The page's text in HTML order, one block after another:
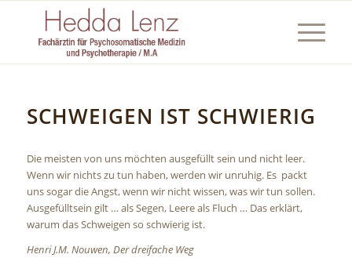
SCHWEIGEN IST SCHWIERIG
Die meisten von uns möchten ausgefüllt sein und nicht leer.
Wenn wir nichts zu tun haben, werden wir unruhig. Es packt
uns sogar die Angst, wenn wir nicht wissen, was wir tun sollen.
Ausgefülltsein gilt … als Segen, Leere als Fluch … Das erklärt,
warum das Schweigen so schwierig ist.
Henri J.M. Nouwen, Der dreifache Weg